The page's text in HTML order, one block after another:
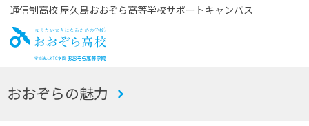
通信制高校 屋久島おおぞら高等学校サポートキャンパス
お
おおぞらの魅力